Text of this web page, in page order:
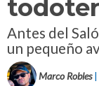
Antes del
un pequeño
Marco Robles